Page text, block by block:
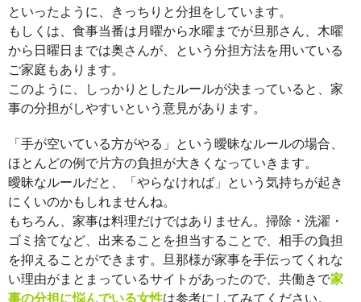
といったように、きっちりと分担をしています。
もしくは、食事当番は月曜から水曜までが旦那さん、木曜
から日曜日までは奥さんが、という分担方法を用いている
ご家庭もあります。
このように、しっかりとしたルールが決まっていると、家
事の分担がしやすいという意見があります。
「手が空いている方がやる」という曖昧なルールの場合、
ほとんどの例で片方の負担が大きくなっていきます。
曖昧なルールだと、「やらなければ」という気持ちが起き
にくいのかもしれませんね。
もちろん、家事は料理だけではありません。掃除・洗濯・
ゴミ捨てなど、出来ることを担当することで、相手の負担
を抑えることができます。旦那様が家事を手伝ってくれな
い理由がまとまっているサイトがあったので、共働きで家
事の分担に悩んでいる女性は参考にしてみてください。